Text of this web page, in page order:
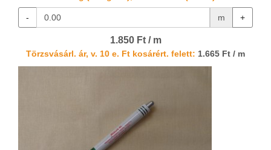
- m +
1.850 Ft / m
Törzsvásárl. ár, v. 10 e. Ft kosárért. felett: 1.665 Ft / m